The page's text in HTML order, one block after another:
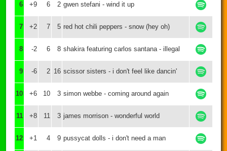
6 +9 6 2 gwen stefani - wind it up
7 +2 7 5 red hot chili peppers - snow (hey oh)
8 -2 6 8 shakira featuring carlos santana - illegal
9 -6 2 16 scissor sisters - i don't feel like dancin'
10 +6 10 3 simon webbe - coming around again
11 +8 11 3 james morrison - wonderful world
12 +1 4 9 pussycat dolls - i don't need a man